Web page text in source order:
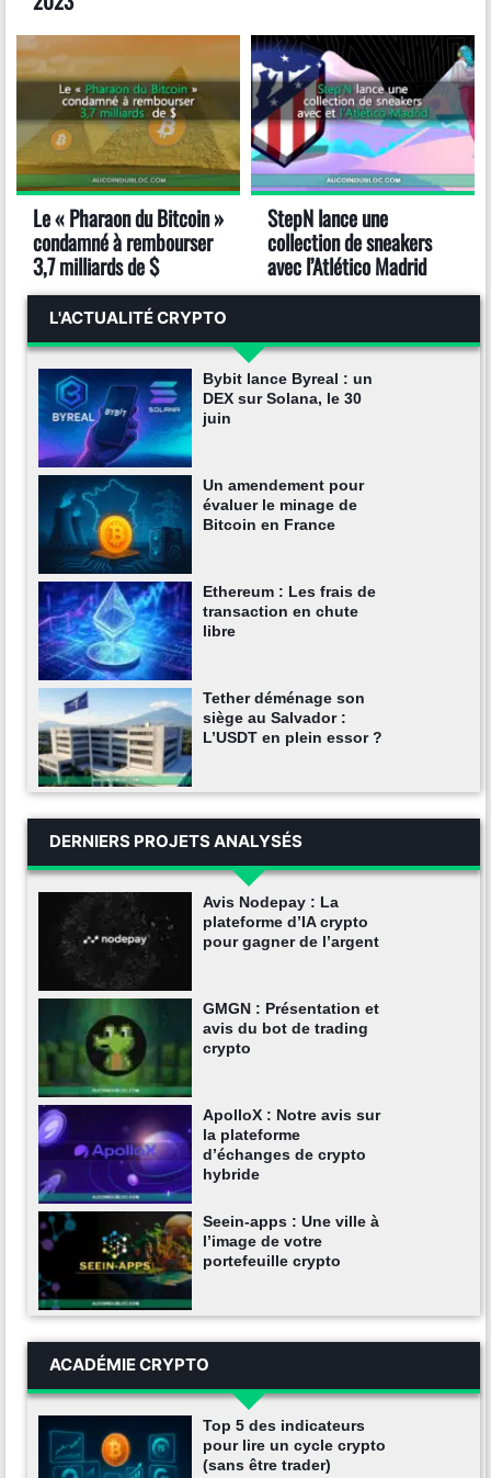
Le « Pharaon du Bitcoin »
condamné à rembourser
3,7 milliards de $
StepN lance une
collection de sneakers
avec l’Atlético Madrid
L'ACTUALITÉ CRYPTO
Bybit lance Byreal : un
DEX sur Solana, le 30
juin
Un amendement pour
évaluer le minage de
Bitcoin en France
Ethereum : Les frais de
transaction en chute
libre
Tether déménage son
siège au Salvador :
L’USDT en plein essor ?
DERNIERS PROJETS ANALYSÉS
Avis Nodepay : La
plateforme d’IA crypto
pour gagner de l’argent
GMGN : Présentation et
avis du bot de trading
crypto
ApolloX : Notre avis sur
la plateforme
d’échanges de crypto
hybride
Seein-apps : Une ville à
l’image de votre
portefeuille crypto
ACADÉMIE CRYPTO
Top 5 des indicateurs
pour lire un cycle crypto
(sans être trader)